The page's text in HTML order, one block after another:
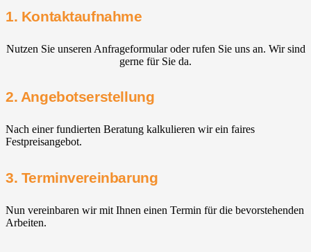
1. Kontaktaufnahme
Nutzen Sie unseren Anfrageformular oder rufen Sie uns an. Wir sind
gerne für Sie da.
2. Angebotserstellung
Nach einer fundierten Beratung kalkulieren wir ein faires
Festpreisangebot.
3. Terminvereinbarung
Nun vereinbaren wir mit Ihnen einen Termin für die bevorstehenden
Arbeiten.